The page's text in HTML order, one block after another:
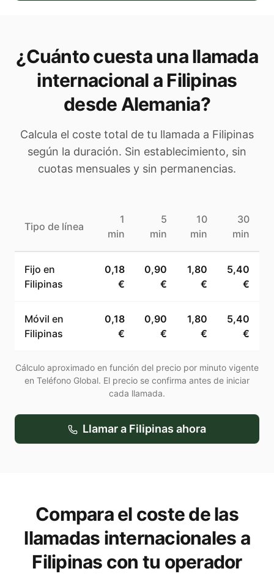
¿Cuánto cuesta una llamada
internacional aFilipinas
desde Alemania?
Calcula el coste total de tu llamada a Filipinas
según la duración. Sin establecimiento, sin
cuotas mensuales y sin permanencias.
Tipo de línea
1
min
5
min
10
min
30
min
Fijo en
Filipinas
0,18
€
0,90
€
1,80
€
5,40
€
Móvil en
Filipinas
0,18
€
0,90
€
1,80
€
5,40
€
Cálculo aproximado en función del precio por minuto vigente
en Teléfono Global. El precio se confirma antes de iniciar
cada llamada.
Llamar a Filipinas ahora
Compara el coste de las
llamadas internacionales a
Filipinas con tu operador